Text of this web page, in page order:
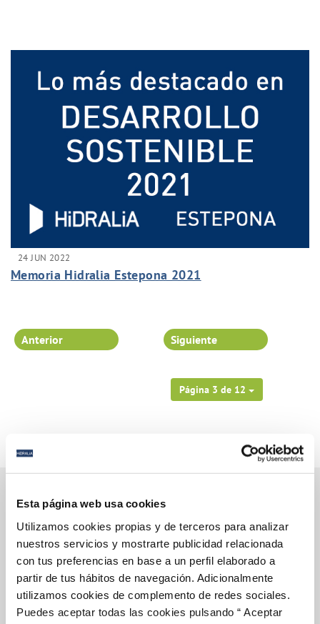
Esta página web usa cookies
Utilizamos cookies propias y de terceros para analizar
nuestros servicios y mostrarte publicidad relacionada
con tus preferencias en base a un perfil elaborado a
partir de tus hábitos de navegación. Adicionalmente
utilizamos cookies de complemento de redes sociales.
Puedes aceptar todas las cookies pulsando “ Aceptar
24 JUN 2022
Memoria Hidralia Estepona 2021
Página 3 de 12
Anterior Siguiente
Gestiones Online
FACTURAS, PAGOS Y CONSUMOS
CONTRATOS